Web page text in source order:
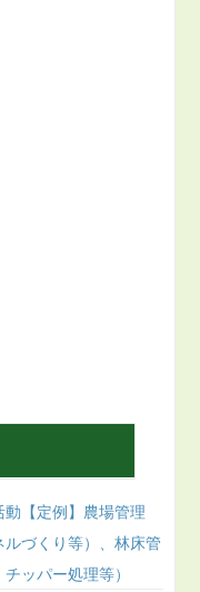
【定例】農場管理
ルづくり等）、林床管
ッパー処理等）